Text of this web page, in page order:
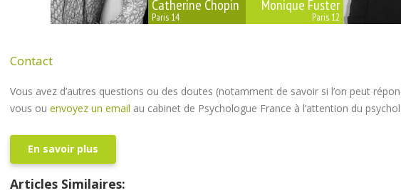
Catherine Chopin
Paris 14
Monique Fuster
Paris 12
Contact
Vous avez d’autres questions ou des doutes (notamment de savoir si l’on peut
vous ou envoyez un email au cabinet de Psychologue France à l’attention du
En savoir plus
Articles Similaires: